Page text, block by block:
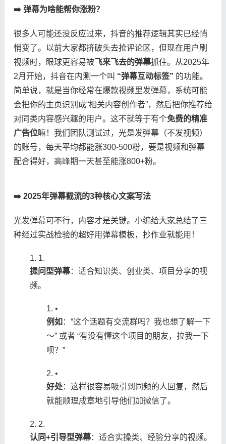
​➡️ 弹幕为啥能帮你涨粉？​
很多人可能还没反应过来，抖音的推荐逻辑其实已经悄
悄变了。以前大家都挤破头去抢评论区，但现在用户刷
视频时，眼球更容易被​​飞来飞去的弹幕​​抓住。从2025年
2月开始，抖音在内测一个叫 ​ ​“弹幕互动标签”​ ​ 的功能。
简单说，就是当你经常在爆款视频里发弹幕，系统可能
会把你的主页识别成“相关内容创作者”，然后把你推荐给
对同类内容感兴趣的用户。这不就等于有个​​免费的精准
广告位​​嘛！我们团队测试过，光是发弹幕（不发视频）
的账号，每天平均都能涨300-500粉，要是视频和弹幕
配合得好，高峰期一天甚至能涨800+粉。
​➡️ 2025年弹幕截流的3种核心文案写法​
光发弹幕可不行，内容才是关键。小编给大家总结了三
种经过实战检验的超好用弹幕模板，抄作业就能用！
1.
​提问型弹幕​​：适合知识类、创业类、项目分享的视
频。
•
​例如​ ​：“这个话题有交流群吗？我也想了解一下
～” 或者 “有没有懂这个项目的朋友，拉我一下
呗？”
•
​好处​​：这样很容易吸引到同频的人回复，然后
就能顺理成章地引导他们加微信了。
2.
​认同+引导型弹幕​​：适合实操类、经验分享的视频。